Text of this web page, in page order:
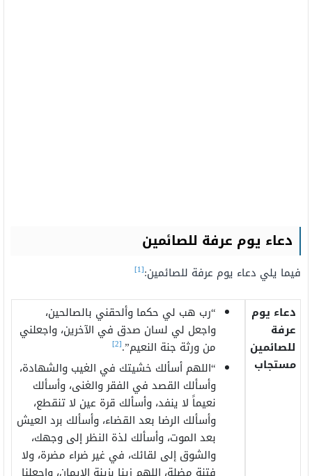
دعاء يوم عرفة للصائمين
فيما يلي دعاء يوم عرفة للصائمين:[1]
دعاء يوم
عرفة
للصائمين
مستجاب
“رب هب لي حكما وألحقني بالصالحين،
واجعل لي لسان صدق في الآخرين، واجعلني
من ورثة جنة النعيم”.[2]
“اللهم أسألك خشيتك في الغيب والشهادة،
وأسألك القصد في الفقر والغنى، وأسألك
نعيماً لا ينفد، وأسألك قرة عين لا تنقطع،
وأسألك الرضا بعد القضاء، وأسألك برد العيش
بعد الموت، وأسألك لذة النظر إلى وجهك،
والشوق إلى لقائك، في غير ضراء مضرة، ولا